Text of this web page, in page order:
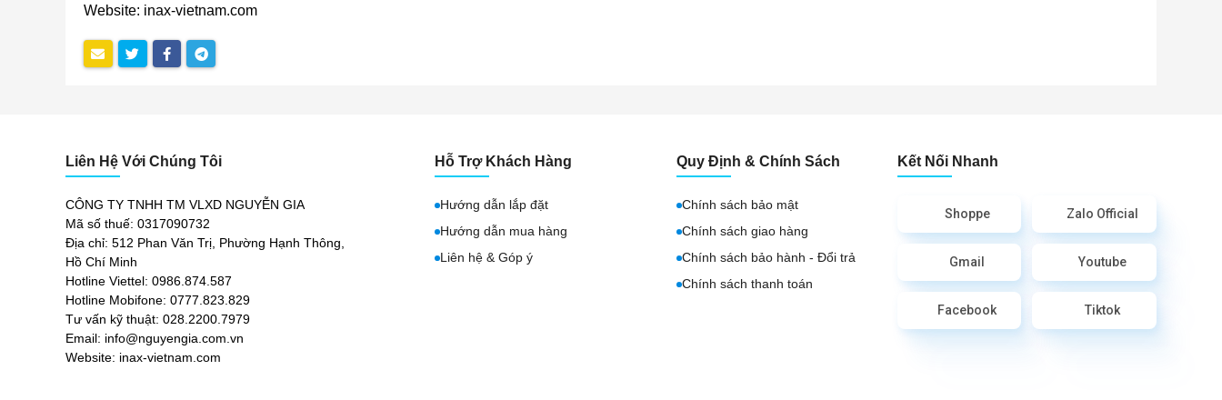
Website: inax-vietnam.com
Liên Hệ Với Chúng Tôi
CÔNG TY TNHH TM VLXD NGUYỄN GIA
Mã số thuế: 0317090732
Địa chỉ: 512 Phan Văn Trị, Phường Hạnh Thông,
Hồ Chí Minh
Hotline Viettel: 0986.874.587
Hotline Mobifone: 0777.823.829
Tư vấn kỹ thuật: 028.2200.7979
Email: info@nguyengia.com.vn
Website: inax-vietnam.com
Hỗ Trợ Khách Hàng
Hướng dẫn lắp đặt
Hướng dẫn mua hàng
Liên hệ & Góp ý
Quy Định & Chính Sách
Chính sách bảo mật
Chính sách giao hàng
Chính sách bảo hành - Đổi trả
Chính sách thanh toán
Kết Nối Nhanh
Shoppe Zalo Official
Gmail Youtube
Facebook Tiktok